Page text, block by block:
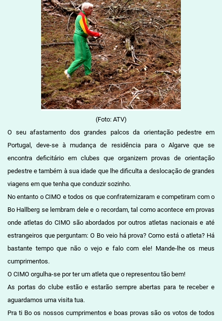
(Foto: ATV)
O seu afastamento dos grandes palcos da orientação pedestre em
Portugal, deve-se à mudança de residência para o Algarve que se
encontra deficitário em clubes que organizem provas de orientação
pedestre e também à sua idade que lhe dificulta a deslocação de grandes
viagens em que tenha que conduzir sozinho.
No entanto o CIMO e todos os que confraternizaram e competiram com o
Bo Hallberg se lembram dele e o recordam, tal como acontece em provas
onde atletas do CIMO são abordados por outros atletas nacionais e até
estrangeiros que perguntam: O Bo veio há prova? Como está o atleta? Há
bastante tempo que não o vejo e falo com ele! Mande-lhe os meus
cumprimentos.
O CIMO orgulha-se por ter um atleta que o representou tão bem!
As portas do clube estão e estarão sempre abertas para te receber e
aguardamos uma visita tua.
Pra ti Bo os nossos cumprimentos e boas provas são os votos de todos